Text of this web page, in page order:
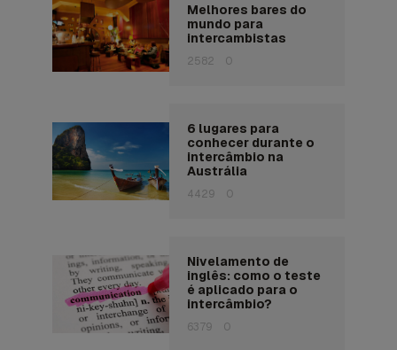
Melhores bares do
mundo para
intercambistas
2582 0
6 lugares para
conhecer durante o
intercâmbio na
Austrália
4429 0
Nivelamento de
inglês: como o teste
é aplicado para o
intercâmbio?
6379 0